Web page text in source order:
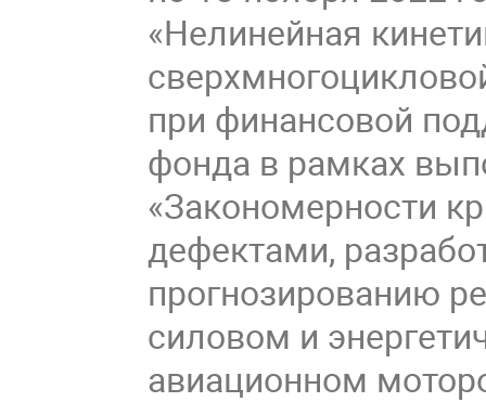
«Нелинейная
при финансовой
фонда в рамках
«Закономерности
дефектами,
прогнозированию
силовом и
авиационном